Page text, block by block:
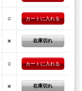
○
× 在庫切れ
○
× 在庫切れ